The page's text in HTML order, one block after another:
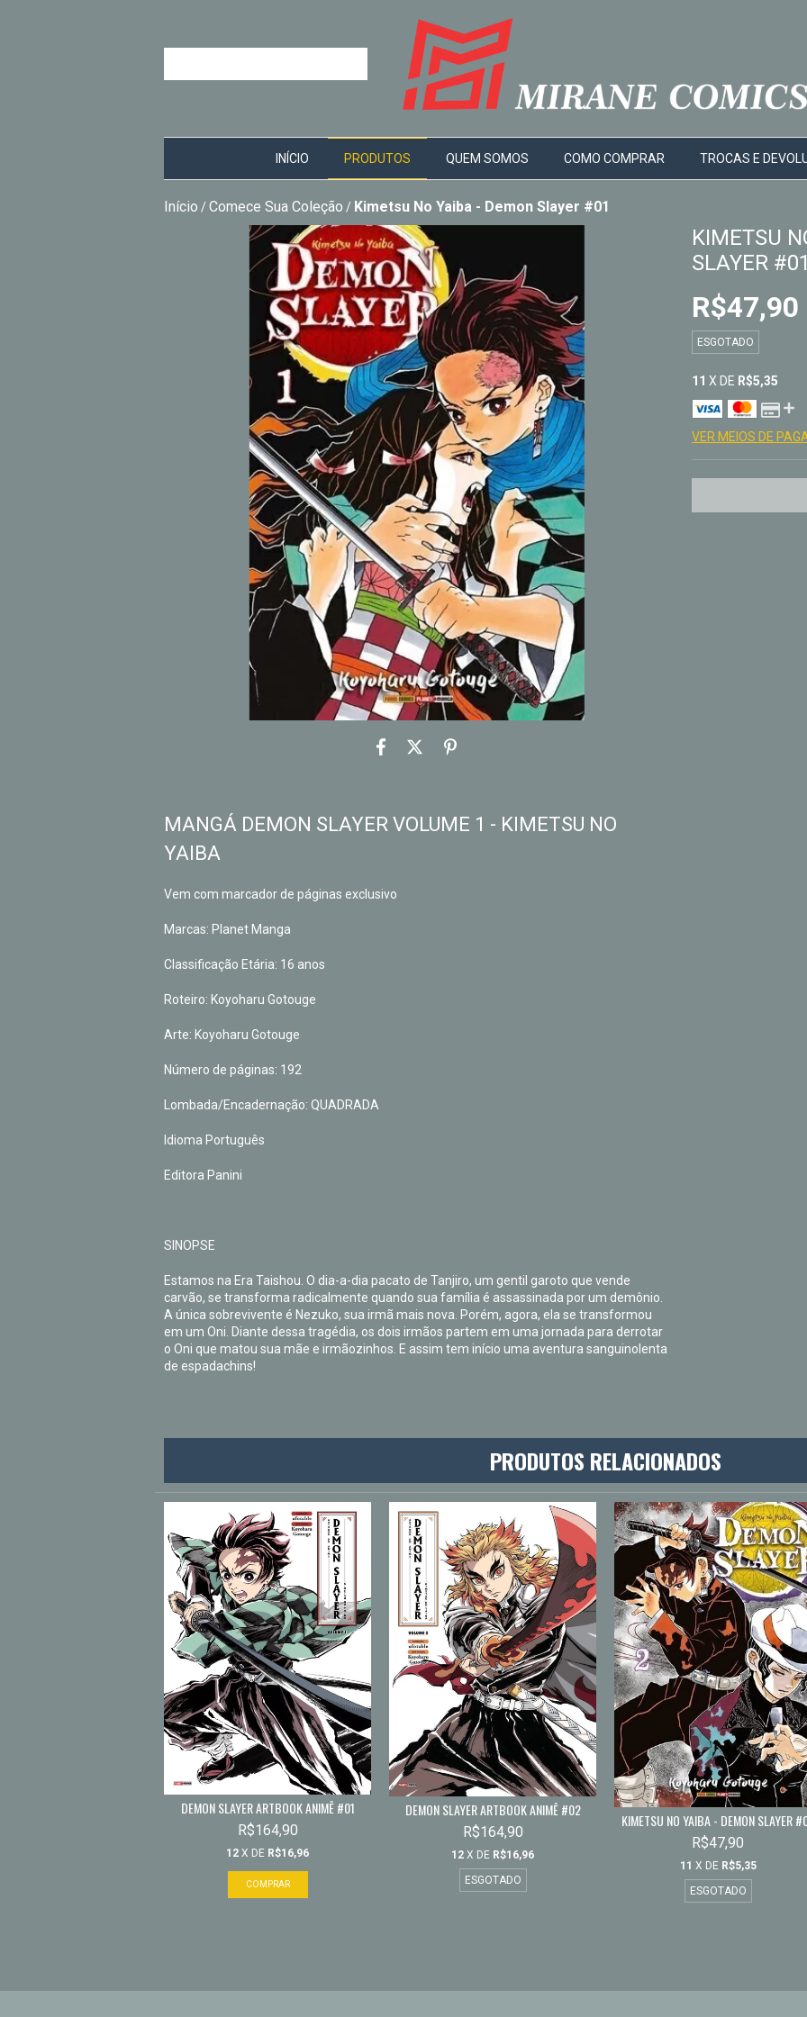
INÍCIO PRODUTOS QUEM SOMOS COMO COMPRAR TROCAS E
Início / Comece Sua Coleção / Kimetsu No Yaiba - Demon Slayer #01
MANGÁ DEMON SLAYER VOLUME 1 - KIMETSU NO
YAIBA
Vem com marcador de páginas exclusivo
Marcas: Planet Manga
Classificação Etária: 16 anos
Roteiro: Koyoharu Gotouge
Arte: Koyoharu Gotouge
Número de páginas: 192
Lombada/Encadernação: QUADRADA
Idioma Português
Editora Panini
SINOPSE
Estamos na Era Taishou. O dia-a-dia pacato de Tanjiro, um gentil garoto que vende
carvão, se transforma radicalmente quando sua família é assassinada por um demônio.
A única sobrevivente é Nezuko, sua irmã mais nova. Porém, agora, ela se transformou
em um Oni. Diante dessa tragédia, os dois irmãos partem em uma jornada para derrotar
o Oni que matou sua mãe e irmãozinhos. E assim tem início uma aventura sanguinolenta
de espadachins!
KIMETSU
SLAYER #01
R$47,90
ESGOTADO
11 X DE R$5,35
VER MEIOS DE
PRODUTOS RELACIONADOS
DEMON SLAYER ARTBOOK ANIMÊ #01
R$164,90
12 X DE R$16,96
DEMON SLAYER ARTBOOK ANIMÊ #02
R$164,90
12 X DE R$16,96
ESGOTADO
KIMETSU NO YAIBA - DEMON SLAYER
R$47,90
11 X DE R$5,35
ESGOTADO